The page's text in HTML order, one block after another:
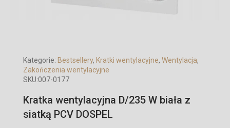
SKU:007-0177
Kategorie: Bestsellery, Kratki wentylacyjne, Wentylacja,
Zakończenia wentylacyjne
Kratka wentylacyjna D/235 W biała z
siatką PCV DOSPEL